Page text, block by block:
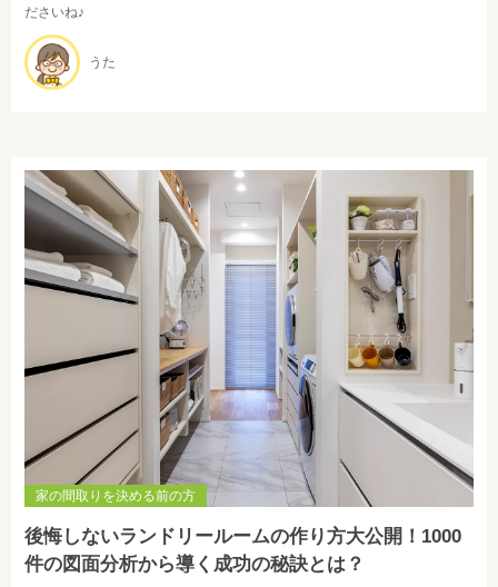
ださいね♪
うた
家の間取りを決める前の方
後悔しないランドリールームの作り方大公開！1000
件の図面分析から導く成功の秘訣とは？